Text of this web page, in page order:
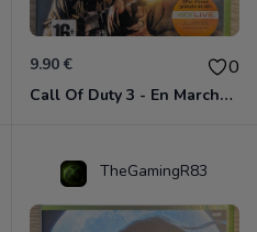
9.90 € 0
Call Of Duty 3 - En Marche Vers Paris Xbox 360
TheGamingR83